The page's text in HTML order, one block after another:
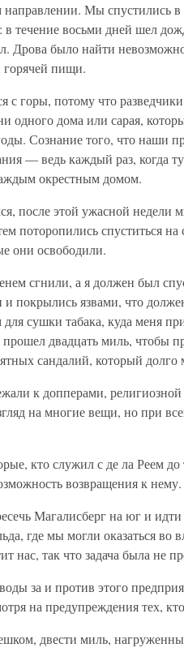
Мы спустились
в течение восьми дней шел
Дрова было найти
горячей пищи.
с горы, потому что
одного дома или сарая,
Сознание того, что наши
— ведь каждый раз, когда
окрестным домом.
после этой ужасной недели
поторопились спуститься
они освободили.
сгнили, а я должен был
покрылись язвами, что
для сушки табака, куда меня
двадцать миль, чтобы
сандалий, который
к допперами, религиозной
на многие вещи, но при
кто служил с де ла Реем до
возвращения к нему.
Магалисберг на юг и
где мы могли оказаться во
нас, так что задача была не
за и против этого
на предупреждения тех,
двести миль,